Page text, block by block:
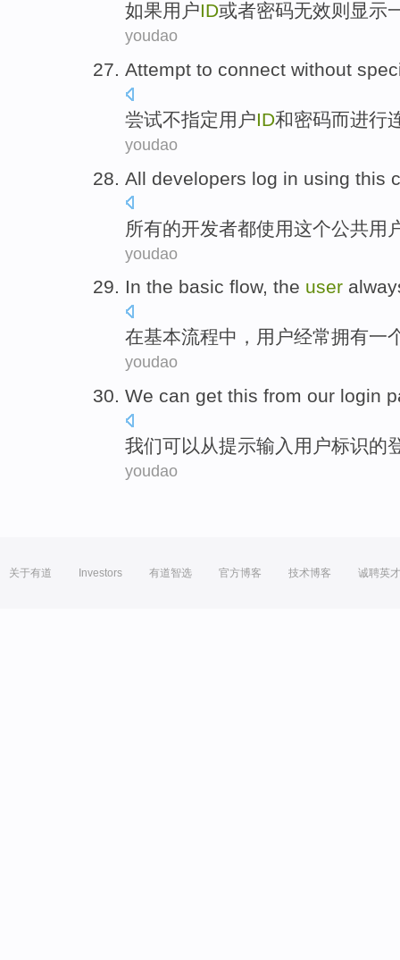
如果用户ID或者密码无效则 显示
youdao
Attempt to connect without
尝试不指定用户ID和密码而进行
youdao
All developers log in using this
所有的开发者都使用这个公共用
youdao
In the basic flow, the user
在基本流程中， 用户经常拥有一
youdao
We can get this from our login
我们可以 从提示输入用户标识的
youdao
关于有道 Investors 有道智选 官方博客 技术博客 诚聘英才